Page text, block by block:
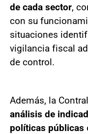
de cada sector,
con su
situaciones
vigilancia fiscal
de control.
Además, la
análisis de
políticas públicas